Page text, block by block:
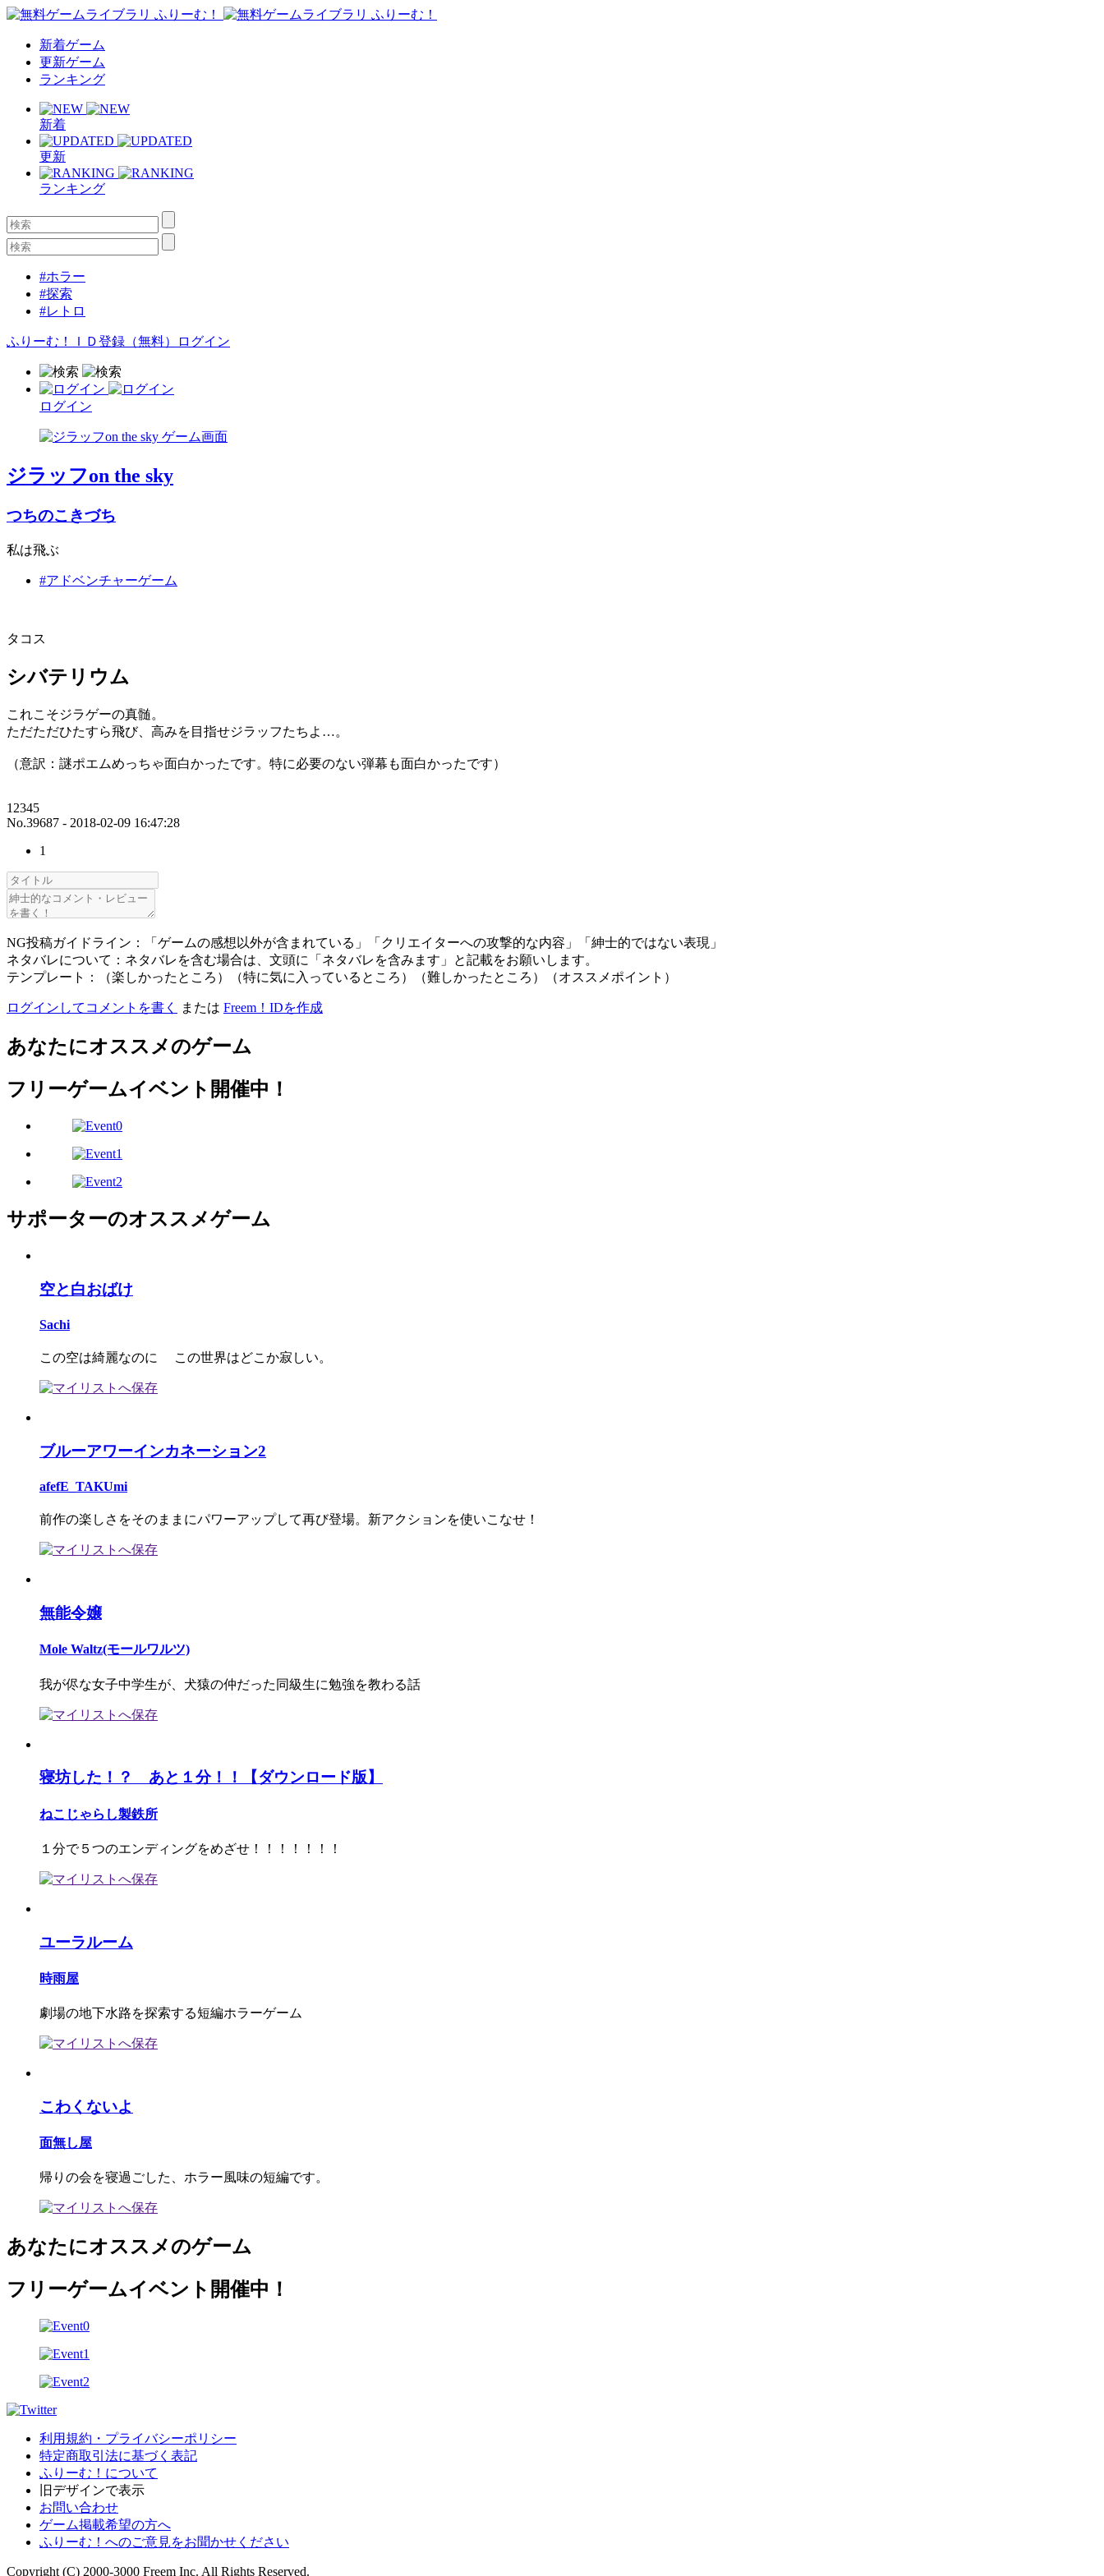
新着ゲーム
更新ゲーム
ランキング
新着
更新
ランキング
#ホラー
#探索
#レトロ
ふりーむ！ＩＤ登録（無料） ログイン
ログイン
ジラッフon the sky
つちのこきづち
私は飛ぶ
#アドベンチャーゲーム
タコス
シバテリウム
これこそジラゲーの真髄。
ただただひたすら飛び、高みを目指せジラッフたちよ…。
（意訳：謎ポエムめっちゃ面白かったです。特に必要のない弾幕も面白かったです）
12345
No.39687 - 2018-02-09 16:47:28
1
NG投稿ガイドライン：「ゲームの感想以外が含まれている」「クリエイターへの攻撃的な内容」「紳士的ではない表現」
ネタバレについて：ネタバレを含む場合は、文頭に「ネタバレを含みます」と記載をお願いします。
テンプレート：（楽しかったところ）（特に気に入っているところ）（難しかったところ）（オススメポイント）
ログインしてコメントを書く または Freem！IDを作成
あなたにオススメのゲーム
フリーゲームイベント開催中！
サポーターのオススメゲーム
空と白おばけ
Sachi
この空は綺麗なのに この世界はどこか寂しい。
ブルーアワーインカネーション2
afefE_TAKUmi
前作の楽しさをそのままにパワーアップして再び登場。新アクションを使いこなせ！
無能令嬢
Mole Waltz(モールワルツ)
我が侭な女子中学生が、犬猿の仲だった同級生に勉強を教わる話
寝坊した！？ あと１分！！【ダウンロード版】
ねこじゃらし製鉄所
１分で５つのエンディングをめざせ！！！！！！！
ユーラルーム
時雨屋
劇場の地下水路を探索する短編ホラーゲーム
こわくないよ
面無し屋
帰りの会を寝過ごした、ホラー風味の短編です。
あなたにオススメのゲーム
フリーゲームイベント開催中！
利用規約・プライバシーポリシー
特定商取引法に基づく表記
ふりーむ！について
旧デザインで表示
お問い合わせ
ゲーム掲載希望の方へ
ふりーむ！へのご意見をお聞かせください
Copyright (C) 2000-3000 Freem Inc. All Rights Reserved.